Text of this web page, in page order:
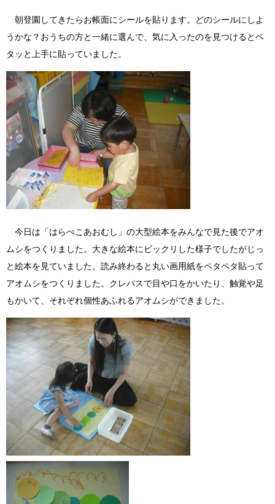
朝登園してきたらお帳面にシールを貼ります。どのシールにしよ
うかな？おうちの方と一緒に選んで、気に入ったのを見つけるとペ
タッと上手に貼っていました。
今日は「はらぺこあおむし」の大型絵本をみんなで見た後でアオ
ムシをつくりました。大きな絵本にビックリした様子でしたがじっ
と絵本を見ていました。読み終わると丸い画用紙をペタペタ貼って
アオムシをつくりました。クレパスで目や口をかいたり、触覚や足
もかいて、それぞれ個性あふれるアオムシができました。